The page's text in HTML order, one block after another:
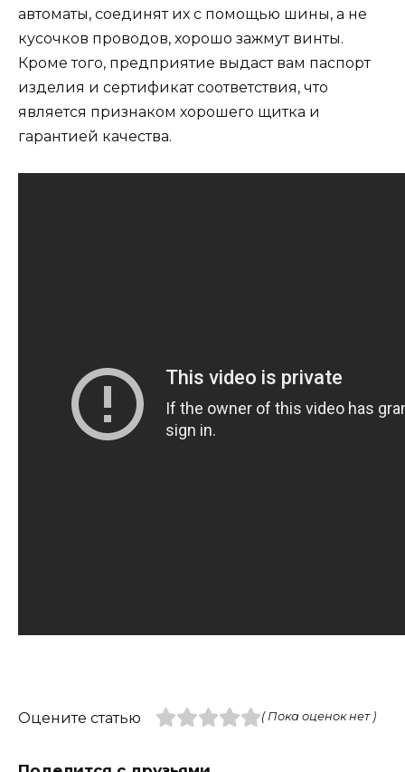
автоматы, соединят их с помощью шины, а не
кусочков проводов, хорошо зажмут винты.
Кроме того, предприятие выдаст вам паспорт
изделия и сертификат соответствия, что
является признаком хорошего щитка и
гарантией качества.
Оцените статью ( Пока оценок нет )